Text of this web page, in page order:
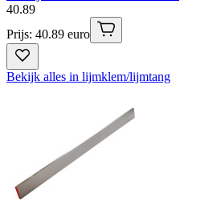
40.89
Prijs: 40.89 euro
Bekijk alles in lijmklem/lijmtang